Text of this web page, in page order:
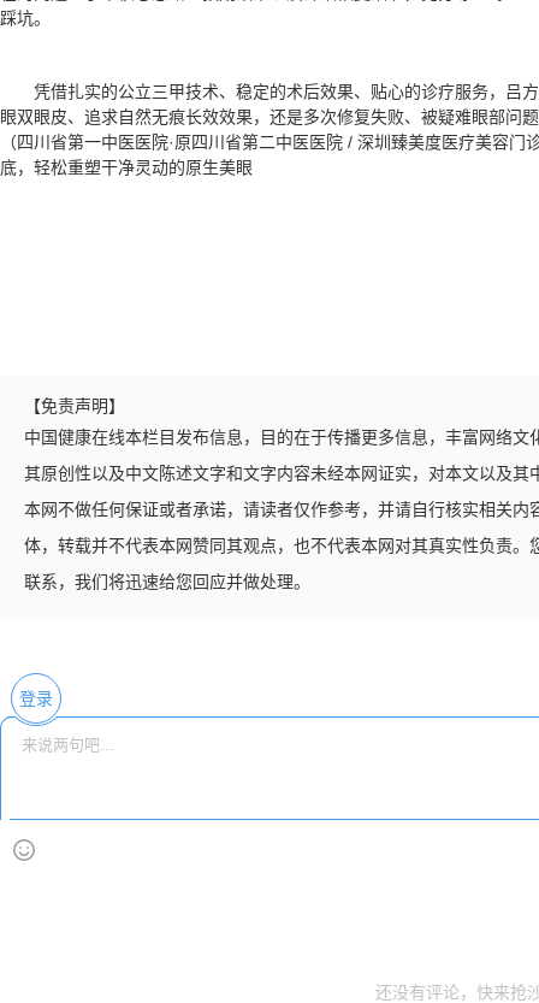
踩坑。
凭借扎实的公立三甲技术、稳定的术后效果、贴心的诊疗服务，吕
眼双眼皮、追求自然无痕长效效果，还是多次修复失败、被疑难眼部问
（四川省第一中医医院·原四川省第二中医医院 / 深圳臻美度医疗美容
底，轻松重塑干净灵动的原生美眼
【免责声明】
中国健康在线本栏目发布信息，目的在于传播更多信息，丰富网络
其原创性以及中文陈述文字和文字内容未经本网证实，对本文以及
本网不做任何保证或者承诺，请读者仅作参考，并请自行核实相关
体，转载并不代表本网赞同其观点，也不代表本网对其真实性负责
联系，我们将迅速给您回应并做处理。
登录
还没有评论，快来抢